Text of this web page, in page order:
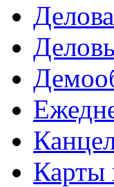
Карты